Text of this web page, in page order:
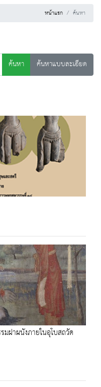
หน้าแรก ค้นหา
ค้นหา
ค้นหาแบบละเอียด
ฝาผนังภายในอุโบสถวัด